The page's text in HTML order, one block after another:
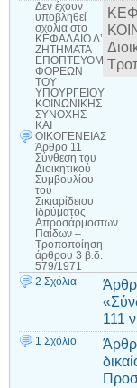
Δεν έχουν
υποβληθεί
σχόλια στο
ΚΕΦΑΛΑΙΟ Δ’
ΖΗΤΗΜΑΤΑ
ΕΠΟΠΤΕΥΟΜΕΝΩΝ
ΦΟΡΕΩΝ
ΤΟΥ
ΥΠΟΥΡΓΕΙΟΥ
ΚΟΙΝΩΝΙΚΗΣ
ΣΥΝΟΧΗΣ
ΚΑΙ
ΟΙΚΟΓΕΝΕΙΑΣ
Άρθρο 11
Σύνθεση του
Διοικητικού
Συμβουλίου
του
Σικιαρίδειου
Ιδρύματος
Απροσάρμοστων
Παίδων –
Τροποποίηση
άρθρου 3 β.δ.
579/1971
2 Σχόλια
111
1 Σχόλιο